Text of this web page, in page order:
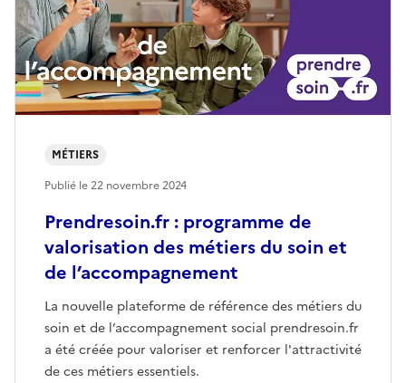
Prendresoin.fr : programme de
valorisation des métiers du soin et
de l’accompagnement
La nouvelle plateforme de référence des métiers du
soin et de l’accompagnement social prendresoin.fr
a été créée pour valoriser et renforcer l'attractivité
de ces métiers essentiels.
MÉTIERS
Publié le22 novembre 2024